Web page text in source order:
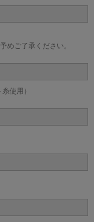
めご了承ください。
使用）